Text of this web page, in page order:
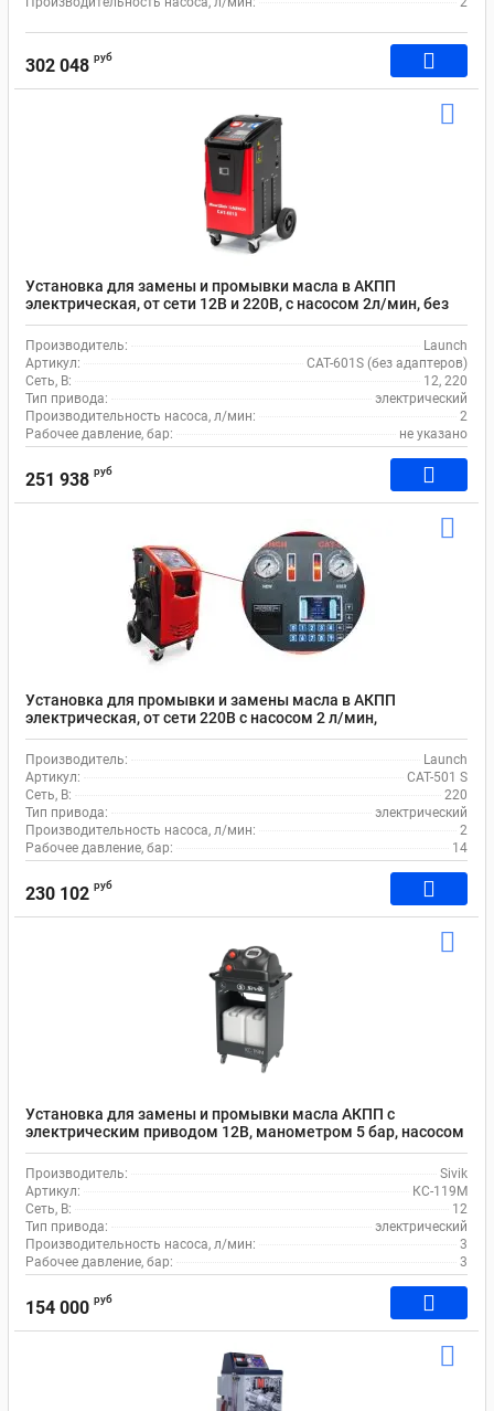
302 048 руб
Установка для замены и промывки масла в АКПП
электрическая, от сети 12В и 220В, с насосом 2л/мин, без
комплекта адаптеров Launch CAT-601S
Производитель:
Launch
Артикул:
CAT-601S (без адаптеров)
Сеть, В:
12, 220
Тип привода:
электрический
Производительность насоса, л/мин:
2
Рабочее давление, бар:
не указано
251 938 руб
Установка для промывки и замены масла в АКПП
электрическая, от сети 220В с насосом 2 л/мин,
манометром до 15 бар, дисплеем Launch CAT-501 S
Производитель:
Launch
Артикул:
CAT-501 S
Сеть, В:
220
Тип привода:
электрический
Производительность насоса, л/мин:
2
Рабочее давление, бар:
14
230 102 руб
Установка для замены и промывки масла АКПП с
электрическим приводом 12В, манометром 5 бар, насосом
3 л/мин Sivik КС-119М
Производитель:
Sivik
Артикул:
КС-119М
Сеть, В:
12
Тип привода:
электрический
Производительность насоса, л/мин:
3
Рабочее давление, бар:
3
154 000 руб